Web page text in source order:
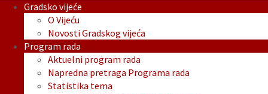
Gradsko vijeće
O Vijeću
Novosti Gradskog vijeća
Program rada
Aktuelni program rada
Napredna pretraga Programa rada
Statistika tema